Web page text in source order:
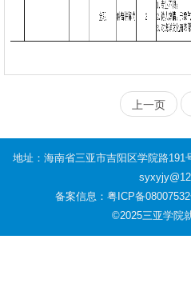
上一页
地址：海南省三亚市吉阳区学院路191
备案信息：粤ICP备
©2025三亚学院